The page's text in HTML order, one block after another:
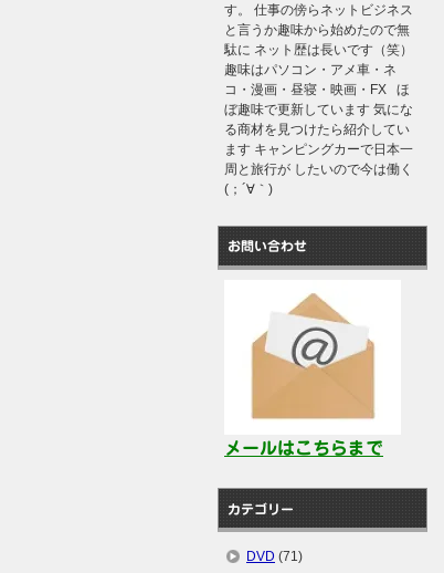
す。 仕事の傍らネットビジネス
と言うか趣味から始めたので無
駄に ネット歴は長いです（笑）
趣味はパソコン・アメ車・ネ
コ・漫画・昼寝・映画・FX ほ
ぼ趣味で更新しています 気にな
る商材を見つけたら紹介してい
ます キャンピングカーで日本一
周と旅行が したいので今は働く
(；´∀｀)
お問い合わせ
メールはこちらまで
カテゴリー
DVD (71)